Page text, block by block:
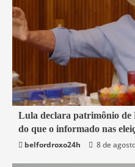
1 min read
Economia
Lula declara patrimônio de
do que o informado nas
belfordroxo24h
8 de